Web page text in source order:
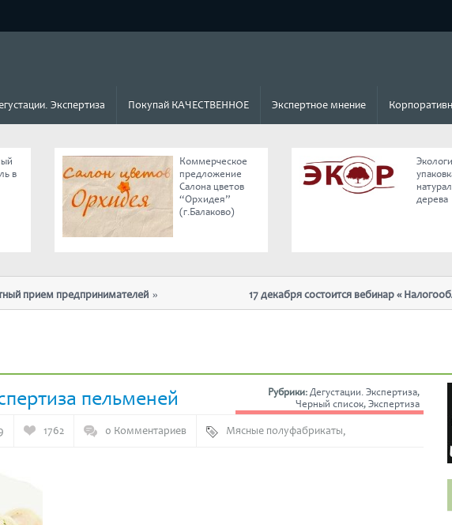
Экспертиза Покупай КАЧЕСТВЕННОЕ Экспертное мнение
в
Коммерческое
предложение
Салона цветов
“Орхидея”
(г.Балаково)
дерева
предпринимателей
17 декабря состоится вебинар «
отмены ЕНВД»
пельменей
Рубрики: Дегустации. Экспертиза,
Черный список,Экспертиза
1762 0 Комментариев Мясные полуфабрикаты,